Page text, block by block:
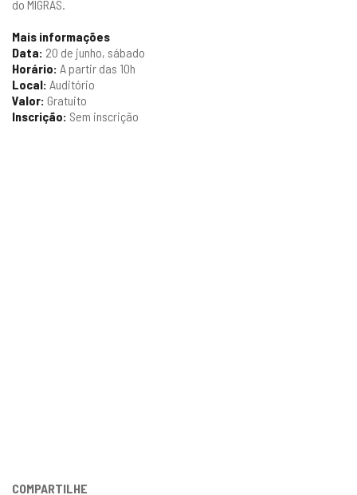
do MIGRAS.
Mais informações
Data: 20 de junho, sábado
Horário: A partir das 10h
Local: Auditório
Valor: Gratuito
Inscrição: Sem inscrição
COMPARTILHE